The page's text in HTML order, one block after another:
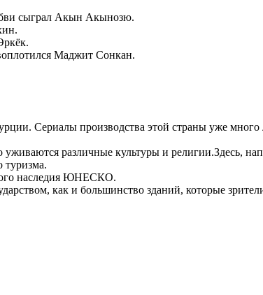
сыграл Акын Акынозю.
Маджит Сонкан.
Сериалы производства этой страны уже
различные культуры и религии.Здесь,
туризма.
наследия ЮНЕСКО.
как и большинство зданий, которые